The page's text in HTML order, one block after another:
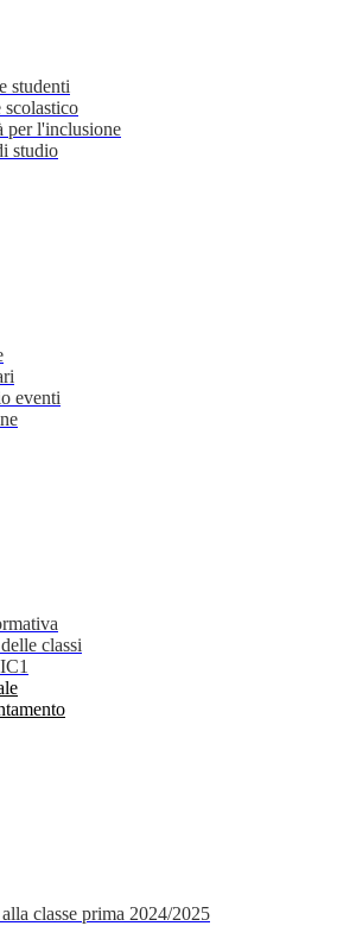
studenti
scolastico
per l'inclusione
studio
eventi
classi
classe prima 2024/2025